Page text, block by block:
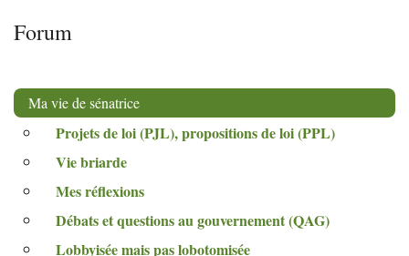
Forum
Ma vie de sénatrice
Projets de loi (PJL), propositions de loi (PPL)
Vie briarde
Mes réflexions
Débats et questions au gouvernement (QAG)
Lobbyisée mais pas lobotomisée